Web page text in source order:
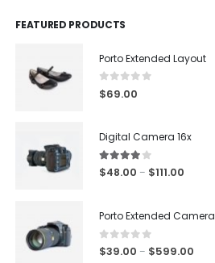
FEATURED PRODUCTS
Porto Extended Layout
0 out of 5
$69.00
Digital Camera 16x
4.00out of 5
$48.00 – $111.00
Porto Extended Camera
0out of 5
$39.00 – $599.00